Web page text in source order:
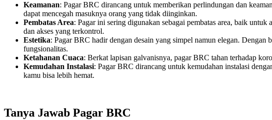
Keamanan: Pagar BRC dirancang untuk memberikan perlindungan dan
dapat mencegah masuknya orang yang tidak diinginkan.
Pembatas Area: Pagar ini sering digunakan sebagai pembatas area, baik
dan akses yang terkontrol.
Estetika: Pagar BRC hadir dengan desain yang simpel namun elegan.
fungsionalitas.
Ketahanan Cuaca: Berkat lapisan galvanisnya, pagar BRC tahan terhadap
Kemudahan Instalasi: Pagar BRC dirancang untuk kemudahan instalasi
kamu bisa lebih hemat.
Tanya Jawab Pagar BRC